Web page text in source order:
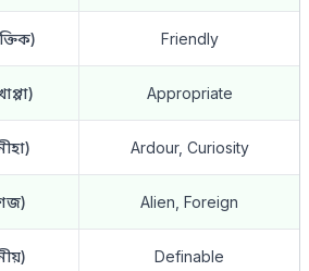
Friendly
Appropriate
Ardour, Curiosity
Alien, Foreign
Definable